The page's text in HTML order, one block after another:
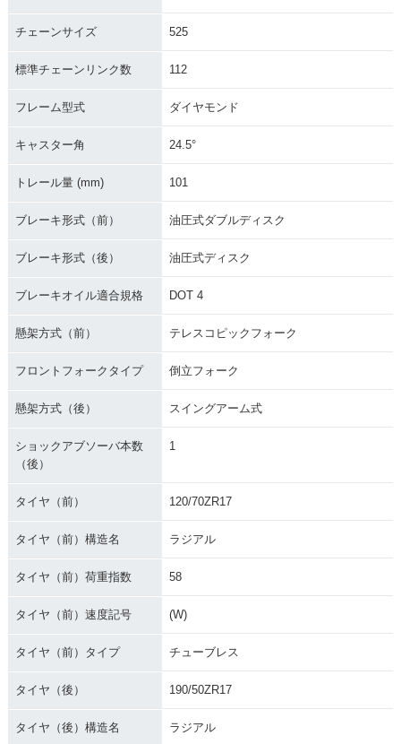
チェーンサイズ 525
標準チェーンリンク数 112
フレーム型式 ダイヤモンド
キャスター角 24.5°
トレール量 (mm) 101
ブレーキ形式（前） 油圧式ダブルディスク
ブレーキ形式（後） 油圧式ディスク
ブレーキオイル適合規格 DOT 4
懸架方式（前） テレスコピックフォーク
フロントフォークタイプ 倒立フォーク
懸架方式（後） スイングアーム式
ショックアブソーバ本数
（後）
1
タイヤ（前） 120/70ZR17
タイヤ（前）構造名 ラジアル
タイヤ（前）荷重指数 58
タイヤ（前）速度記号 (W)
タイヤ（前）タイプ チューブレス
タイヤ（後） 190/50ZR17
タイヤ（後）構造名 ラジアル